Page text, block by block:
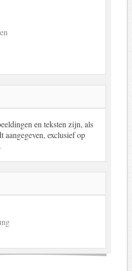
en teksten zijn, als
aangegeven, exclusief op